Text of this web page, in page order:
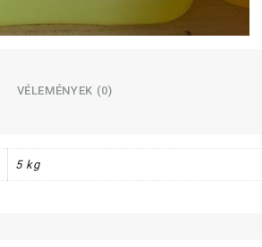
VÉLEMÉNYEK (0)
5 kg